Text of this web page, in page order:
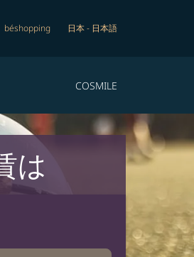
béshopping 日本- 日本語
COSMILE
は